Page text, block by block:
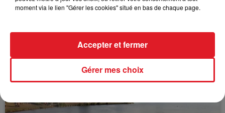
BÉTHUNE: ENQUÊTE POUR HOMICIDE
VOLONTAIRE EN COURS, APRÈS LA...
Selon les premiers éléments, le logement servait
à des prostituées
moment via le lien "Gérer les cookies" situé en bas de chaque page.
Gérer mes choix
Accepter et fermer